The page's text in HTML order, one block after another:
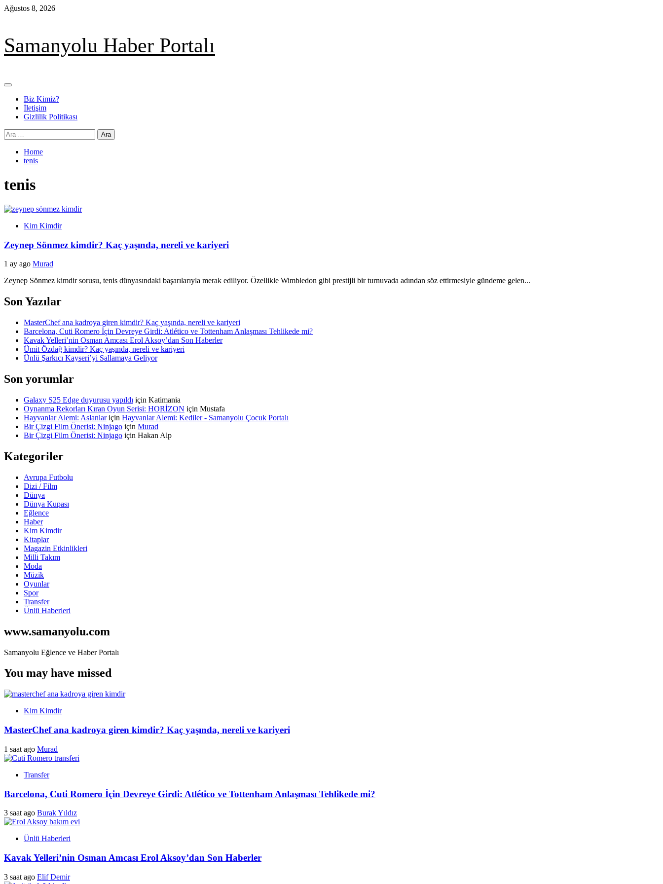
Skip
Ağustos 8, 2026
Samanyolu Haber Portalı
Primary
Biz Kimiz?
İletişim
Gizlilik Politikası
Arama:
Home
tenis
tenis
Kim Kimdir
Zeynep Sönmez kimdir? Kaç yaşında, nereli ve kariyeri
1 ay ago Murad
Zeynep Sönmez kimdir sorusu, tenis dünyasındaki başarılarıyla merak ediliyor. Özellikle Wimbledon gibi prestijli bir turnuvada adından söz ettirmesiyle gündeme gelen...
Son Yazılar
MasterChef ana kadroya giren kimdir? Kaç yaşında, nereli ve kariyeri
Barcelona, Cuti Romero İçin Devreye Girdi: Atlético ve Tottenham Anlaşması Tehlikede mi?
Kavak Yelleri’nin Osman Amcası Erol Aksoy’dan Son Haberler
Ümit Özdağ kimdir? Kaç yaşında, nereli ve kariyeri
Ünlü Şarkıcı Kayseri’yi Sallamaya Geliyor
Son yorumlar
Galaxy S25 Edge duyurusu yapıldı için Katimania
Oynanma Rekorları Kıran Oyun Serisi: HORİZON için Mustafa
Hayvanlar Alemi: Aslanlariçin Hayvanlar Alemi: Kediler - Samanyolu Çocuk Portalı
Bir Çizgi Film Önerisi: Ninjago için Murad
Bir Çizgi Film Önerisi: Ninjago için Hakan Alp
Kategoriler
Avrupa Futbolu
Dizi / Film
Dünya
Dünya Kupası
Eğlence
Haber
Kim Kimdir
Kitaplar
Magazin Etkinlikleri
Milli Takım
Moda
Müzik
Oyunlar
Spor
Transfer
Ünlü Haberleri
www.samanyolu.com
Samanyolu Eğlence ve Haber Portalı
You may have missed
Kim Kimdir
MasterChef ana kadroya giren kimdir? Kaç yaşında, nereli ve kariyeri
1 saat ago Murad
Transfer
Barcelona, Cuti Romero İçin Devreye Girdi: Atlético ve Tottenham Anlaşması Tehlikede mi?
3 saat ago Burak Yıldız
Ünlü Haberleri
Kavak Yelleri’nin Osman Amcası Erol Aksoy’dan Son Haberler
3 saat ago Elif Demir